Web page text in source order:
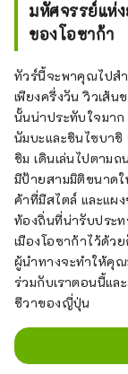
มหัศจรรย์แห่
ของโอซาก้า
ทัวร์นี้จะพาคุณไปสำ
เพียงครึ่งวัน วิวเส้
นั้นน่าประทับใจมาก
นัมบะและชินไซบา
ชิม เดินเล่นไปตาม
มีป้ายสามมิติขนาด
ค้าที่มีสไตล์ และแผ
ท้องถิ่นที่น่ารับประ
เมืองโอซาก้าไว้ด้ว
ผู้นำทางจะทำให้คุณ
ร่วมกับเราตอนนี้แ
ชีวาของญี่ปุ่น